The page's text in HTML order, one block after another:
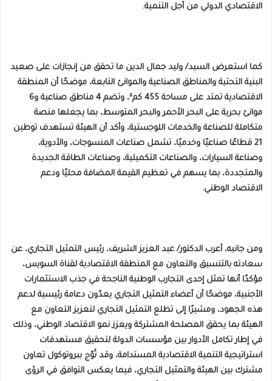
الاقتصادي الدولي من أجل التنمية.
كما استعرض السيد/ وليد جمال الدين ما تحقق من إنجازات على صعيد
البنية التحتية والمناطق الصناعية والموانئ التابعة، موضحًا أن المنطقة
الاقتصادية تمتد على مساحة 455 كم²، وتضم 4 مناطق صناعية و6
موانئ بحرية على البحر الأحمر والبحر المتوسط، بما يجعلها منصة
متكاملة للصناعة والخدمات اللوجستية، وأكد أن الهيئة تستهدف توطين
21 قطاعًا صناعيًا وخدميًا، تشمل صناعات المنسوجات، والأدوية،
وصناعة السيارات، والصناعات التكميلية، وصناعات الطاقة الجديدة
والمتجددة، بما يسهم في تعظيم القيمة المضافة محليًا ودعم
الاقتصاد الوطني.
ومن جانبه، أعرب الدكتور/ عبد العزيز الشريف، رئيس التمثيل التجاري، عن
سعادته بالتنسيق والتعاون مع المنطقة الاقتصادية لقناة السويس،
مؤكدًا أنها تمثل إحدى التجارب الوطنية الناجحة في جذب الاستثمارات
الأجنبية، موضحًا أن أعضاء التمثيل التجاري يعدّون دعامة رئيسية لدعم
هذه الجهود، ومشيرًا إلى تطلع التمثيل التجاري لتعزيز التعاون مع
الهيئة بما يحقق المصلحة المشتركة ويعزز نمو الاقتصاد الوطني، وذلك
في إطار تكامل الأدوار بين مؤسسات الدولة لتحقيق مستهدفات
استراتيجية التنمية الاقتصادية المستدامة، وقد تُوّج ببروتوكول تعاون
مشترك بين الهيئة والتمثيل التجاري، فيما يعكس التوافق في الرؤى